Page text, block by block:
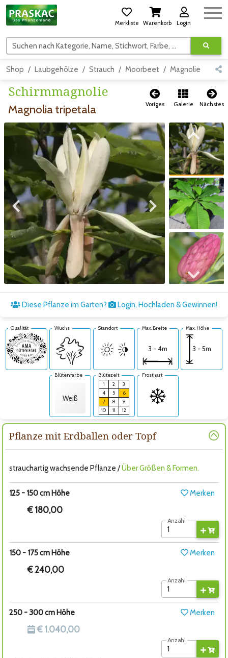
Merkliste Warenkorb Login
Suchen nach Kategorie, Name, Stichwort, Farbe, usw.
Shop Laubgehölze Strauch Moorbeet Magnolie
Schirmmagnolie
Magnolia tripetala Voriges Galerie Nächstes
Zum vorigen Bild Zum nächsten Bild
Zum vorigen Bild
Zum nächsten Bild
Diese Pflanze im Garten? Login, Hochladen & Gewinnen!
Qualität Wuchs Standort Max. Breite
3 - 4m
Max. Höhe
3 - 5m
Blütenfarbe
Weiß
Blütezeit
1
2
3
4
5
6
7
8
9
10
11 12
Frosthart
Pflanze mit Erdballen oder Topf
strauchartig wachsende Pflanze /Über Größen & Formen.
125 - 150 cm Höhe Merken
€ 180,00
Anzahl
150 - 175 cm Höhe Merken
€ 240,00
Anzahl
250 - 300 cm Höhe Merken
€ 1.040,00
Anzahl